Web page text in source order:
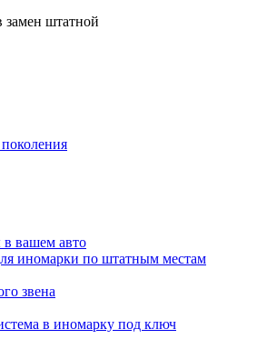
замен штатной
в вашем авто
иномарки по штатным местам
звена
в иномарку под ключ